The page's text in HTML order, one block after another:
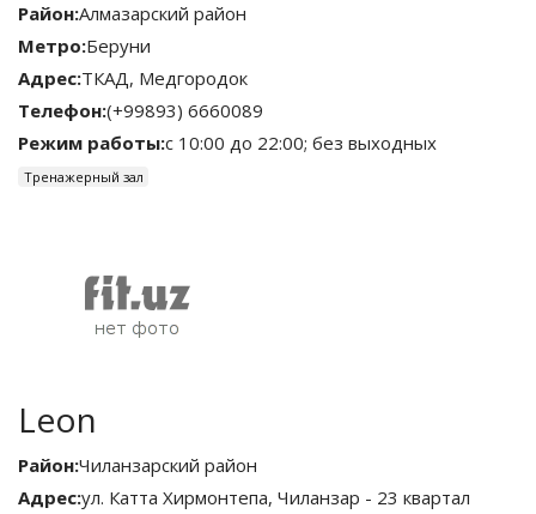
Район:Алмазарский район
Метро:Беруни
Адрес:ТКАД, Медгородок
Телефон:(+99893) 6660089
Режим работы:с 10:00 до 22:00; без выходных
Тренажерный зал
Leon
Район:Чиланзарский район
Адрес:ул. Катта Хирмонтепа, Чиланзар - 23 квартал